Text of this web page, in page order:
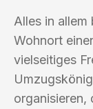
Alles in
Wohnort
vielseitiges
organisieren,